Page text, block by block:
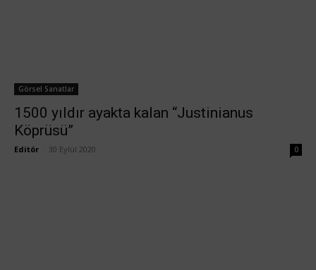
Görsel Sanatlar
1500 yıldır ayakta kalan “Justinianus
Köprüsü”
Editör 30 Eylül 2020 0